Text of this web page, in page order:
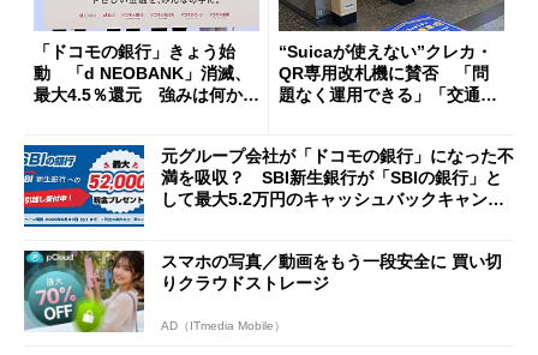
「ドコモの銀行」きょう始
動 「d NEOBANK」消滅、
最大4.5％還元 強みは何か解
“Suicaが使えない”クレカ・
QR専用改札機に賛否 「問
題なく運用できる」「交通系I
元グループ会社が「ドコモの銀行」になった不
満を吸収？ SBI新生銀行が「SBIの銀行」と
して最大5.2万円のキャッシュバックキャンペ
スマホの写真／動画をもう一段安全に 買い切
りクラウドストレージ
AD（ITmedia Mobile）